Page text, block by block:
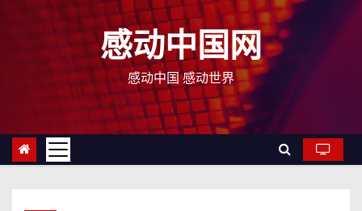
感动中国网
感动中国 感动世界